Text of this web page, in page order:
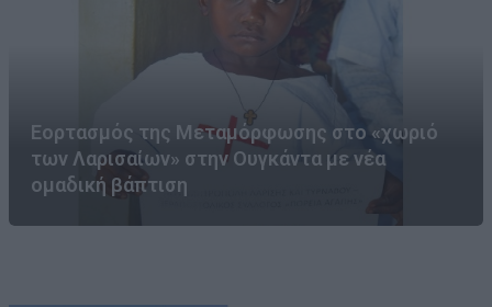
Εορτασμός της Μεταμόρφωσης στο «χωριό
των Λαρισαίων» στην Ουγκάντα με νέα
ομαδική βάπτιση